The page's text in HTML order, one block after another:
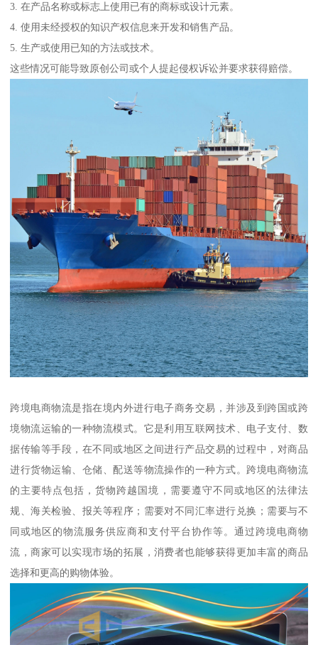
3. 在产品名称或标志上使用已有的商标或设计元素。
4. 使用未经授权的知识产权信息来开发和销售产品。
5. 生产或使用已知的方法或技术。
这些情况可能导致原创公司或个人提起侵权诉讼并要求获得赔偿。
跨境电商物流是指在境内外进行电子商务交易，并涉及到跨国或跨
境物流运输的一种物流模式。它是利用互联网技术、电子支付、数
据传输等手段，在不同或地区之间进行产品交易的过程中，对商品
进行货物运输、仓储、配送等物流操作的一种方式。跨境电商物流
的主要特点包括，货物跨越国境，需要遵守不同或地区的法律法
规、海关检验、报关等程序；需要对不同汇率进行兑换；需要与不
同或地区的物流服务供应商和支付平台协作等。通过跨境电商物
流，商家可以实现市场的拓展，消费者也能够获得更加丰富的商品
选择和更高的购物体验。